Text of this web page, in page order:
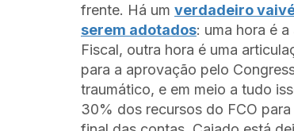
frente. Há um verdadeiro
serem adotados: uma hora é
Fiscal, outra hora é uma
para a aprovação pelo
traumático, e em meio a tudo
30% dos recursos do FCO